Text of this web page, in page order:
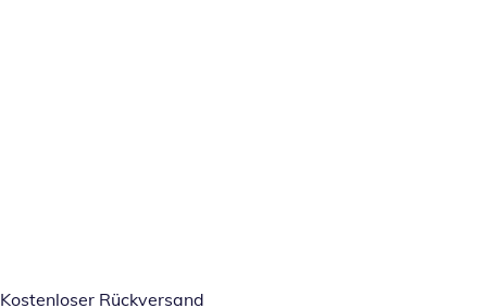
Kostenloser Rückversand